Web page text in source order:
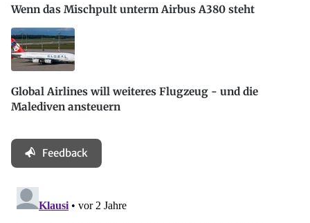
Wenn das Mischpult unterm Airbus A380 steht
Global Airlines will weiteres Flugzeug - und die
Malediven ansteuern
Feedback